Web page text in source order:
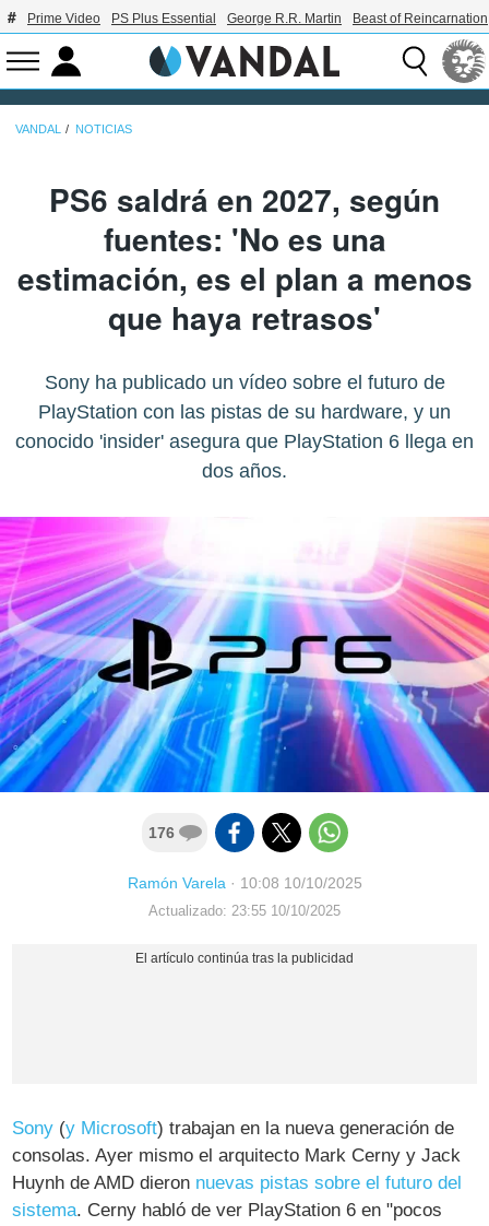
Prime Video PS Plus Essential George R.R. Martin Beast of Reincarnation
VANDAL NOTICIAS
PS6 saldrá en 2027, según
fuentes: 'No es una
estimación, es el plan a menos
que haya retrasos'
Sony ha publicado un vídeo sobre el futuro de
PlayStation con las pistas de su hardware, y un
conocido 'insider' asegura que PlayStation 6 llega en
dos años.
176
Ramón Varela· 10:08 10/10/2025
Actualizado: 23:55 10/10/2025
Sony (y Microsoft) trabajan en la nueva generación de
consolas. Ayer mismo el arquitecto Mark Cerny y Jack
Huynh de AMD dieron nuevas pistas sobre el futuro del
sistema. Cerny habló de ver PlayStation 6 en "pocos